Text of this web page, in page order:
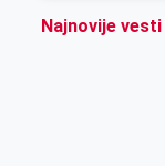
Najnovije vesti